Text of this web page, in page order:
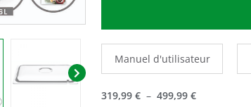
Manuel d'utilisateur
319,99€ – 499,99€